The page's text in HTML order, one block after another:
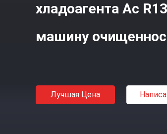
хладоагента Ac
машину
Лучшая Цена